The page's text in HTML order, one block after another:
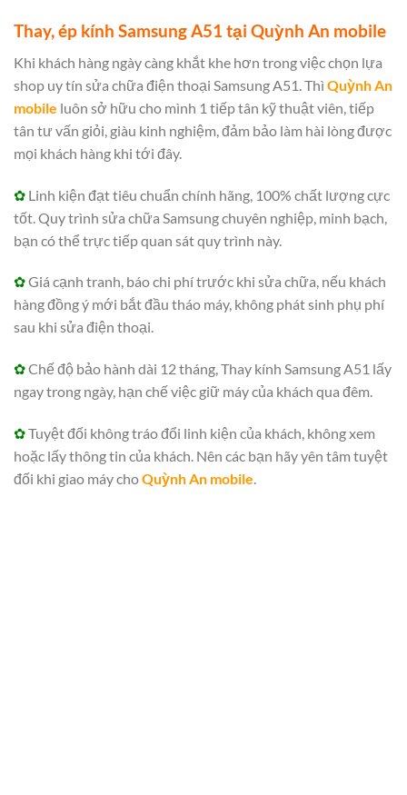
Thay, ép kính Samsung A51 tại Quỳnh An mobile
Khi khách hàng ngày càng khắt khe hơn trong việc chọn lựa
shop uy tín sửa chữa điện thoại Samsung A51. Thì Quỳnh An
mobile luôn sở hữu cho mình 1 tiếp tân kỹ thuật viên, tiếp
tân tư vấn giỏi, giàu kinh nghiệm, đảm bảo làm hài lòng được
mọi khách hàng khi tới đây.
✿ Linh kiện đạt tiêu chuẩn chính hãng, 100% chất lượng cực
tốt. Quy trình sửa chữa Samsung chuyên nghiệp, minh bạch,
bạn có thể trực tiếp quan sát quy trình này.
✿Giá cạnh tranh, báo chi phí trước khi sửa chữa, nếu khách
hàng đồng ý mới bắt đầu tháo máy, không phát sinh phụ phí
sau khi sửa điện thoại.
✿Chế độ bảo hành dài 12 tháng, Thay kính Samsung A51 lấy
ngay trong ngày, hạn chế việc giữ máy của khách qua đêm.
✿Tuyệt đối không tráo đổi linh kiện của khách, không xem
hoặc lấy thông tin của khách. Nên các bạn hãy yên tâm tuyệt
đối khi giao máy choQuỳnh An mobile.